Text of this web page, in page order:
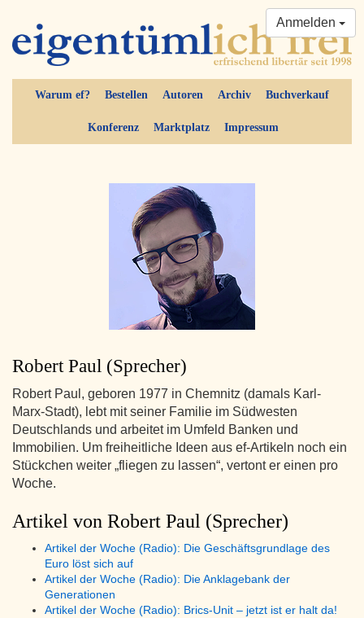
Warum ef? Bestellen Autoren Archiv Buchverkauf
Konferenz Marktplatz Impressum
Anmelden
Robert Paul (Sprecher)
Robert Paul, geboren 1977 in Chemnitz (damals Karl-
Marx-Stadt), lebt mit seiner Familie im Südwesten
Deutschlands und arbeitet im Umfeld Banken und
Immobilien. Um freiheitliche Ideen aus ef-Artikeln noch ein
Stückchen weiter „fliegen zu lassen“, vertont er einen pro
Woche.
Artikel von Robert Paul (Sprecher)
Artikel der Woche (Radio): Die Geschäftsgrundlage des
Euro löst sich auf
Artikel der Woche (Radio): Die Anklagebank der
Generationen
Artikel der Woche (Radio): Brics-Unit – jetzt ist er halt da!